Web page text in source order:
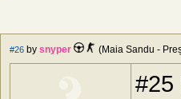
#26 by snyper (Maia Sandu -
#25